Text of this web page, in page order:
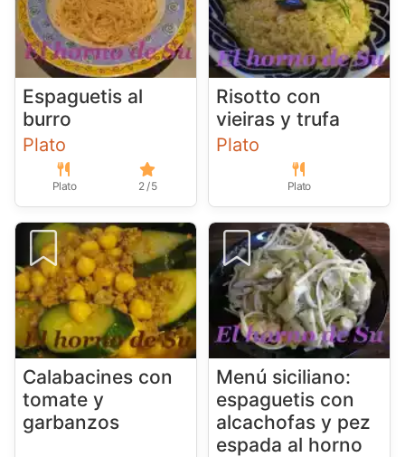
Espaguetis al
burro
Plato
Plato 2 / 5
Risotto con
vieiras y trufa
Plato
Plato
Calabacines con
tomate y
garbanzos
Menú siciliano:
espaguetis con
alcachofas y pez
espada al horno